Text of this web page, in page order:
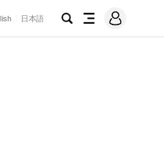
日本語
검
전
메
그